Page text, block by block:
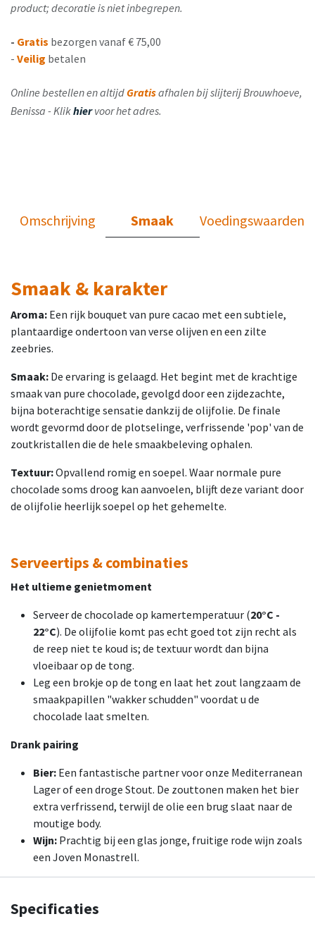
product; decoratie is niet inbegrepen.
- Gratis bezorgen vanaf € 75,00
- Veilig betalen
Online bestellen en altijd Gratisafhalen bij slijterij Brouwhoeve,
Benissa - Klikhiervoor het adres.
Omschrijving Smaak Voedingswaarden
Smaak & karakter
Aroma: Een rijk bouquet van pure cacao met een subtiele,
plantaardige ondertoon van verse olijven en een zilte
zeebries.
Smaak: De ervaring is gelaagd. Het begint met de krachtige
smaak van pure chocolade, gevolgd door een zijdezachte,
bijna boterachtige sensatie dankzij de olijfolie. De finale
wordt gevormd door de plotselinge, verfrissende 'pop' van de
zoutkristallen die de hele smaakbeleving ophalen.
Textuur:Opvallend romig en soepel. Waar normale pure
chocolade soms droog kan aanvoelen, blijft deze variant door
de olijfolie heerlijk soepel op het gehemelte.
Serveertips & combinaties
Het ultieme genietmoment
Serveer de chocolade op kamertemperatuur (20°C -
22°C). De olijfolie komt pas echt goed tot zijn recht als
de reep niet te koud is; de textuur wordt dan bijna
vloeibaar op de tong.
Leg een brokje op de tong en laat het zout langzaam de
smaakpapillen "wakker schudden" voordat u de
chocolade laat smelten.
Drank pairing
Bier: Een fantastische partner voor onze Mediterranean
Lager of een droge Stout. De zouttonen maken het bier
extra verfrissend, terwijl de olie een brug slaat naar de
moutige body.
Wijn: Prachtig bij een glas jonge, fruitige rode wijn zoals
een Joven Monastrell.
Specificaties